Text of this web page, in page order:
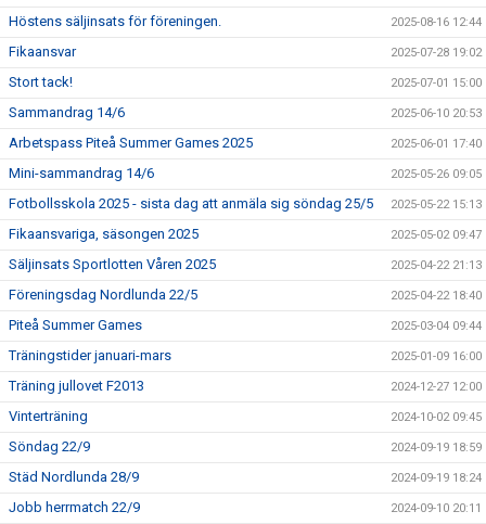
Höstens säljinsats för föreningen. 2025-08-16 12:44
Fikaansvar 2025-07-28 19:02
Stort tack! 2025-07-01 15:00
Sammandrag 14/6 2025-06-10 20:53
Arbetspass Piteå Summer Games 2025 2025-06-01 17:40
Mini-sammandrag 14/6 2025-05-26 09:05
Fotbollsskola 2025 - sista dag att anmäla sig söndag 25/5 2025-05-22 15:13
Fikaansvariga, säsongen 2025 2025-05-02 09:47
Säljinsats Sportlotten Våren 2025 2025-04-22 21:13
Föreningsdag Nordlunda 22/5 2025-04-22 18:40
Piteå Summer Games 2025-03-04 09:44
Träningstider januari-mars 2025-01-09 16:00
Träning jullovet F2013 2024-12-27 12:00
Vinterträning 2024-10-02 09:45
Söndag 22/9 2024-09-19 18:59
Städ Nordlunda 28/9 2024-09-19 18:24
Jobb herrmatch 22/9 2024-09-10 20:11